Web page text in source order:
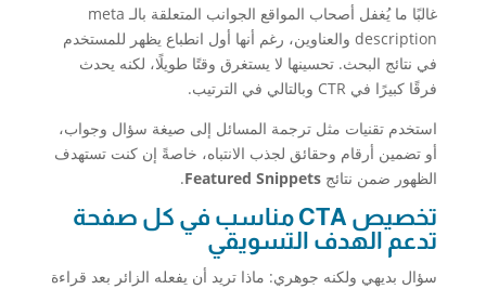
غالبًا ما يُغفل أصحاب المواقع الجوانب المتعلقة بالـ meta
description والعناوين، رغم أنها أول انطباع يظهر للمستخدم
في نتائج البحث. تحسينها لا يستغرق وقتًا طويلًا، لكنه يحدث
فرقًا كبيرًا في CTR وبالتالي في الترتيب.
استخدم تقنيات مثل ترجمة المسائل إلى صيغة سؤال وجواب،
أو تضمين أرقام وحقائق لجذب الانتباه، خاصةً إن كنت تستهدف
الظهور ضمن نتائج Featured Snippets
.
تخصيص CTA مناسب في كل صفحة
تدعم الهدف التسويقي
سؤال بديهي ولكنه جوهري: ماذا تريد أن يفعله الزائر بعد قراءة